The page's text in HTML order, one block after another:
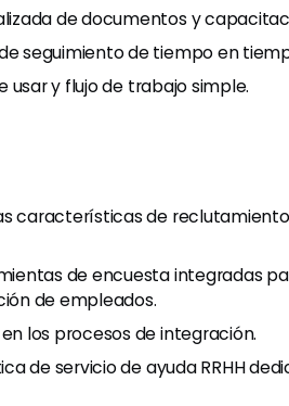
de documentos y
seguimiento de tiempo en
usar y flujo de trabajo simple.
características de
de encuesta integradas
de empleados.
los procesos de integración.
de servicio de ayuda RRHH